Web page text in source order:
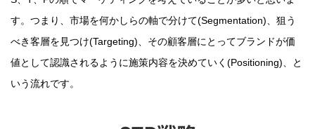
す。つまり、市場を何かしらの軸で分けて(Segmentation)、狙う
べき客層を見つけ(Targeting)、その顧客層にとってブランドが価
値として認識されるように施策内容を決めていく(Positioning)、と
いう流れです。